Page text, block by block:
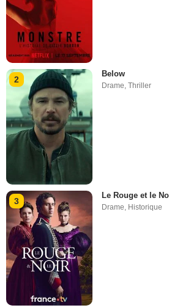
2
Below
Drame,Thriller
3
Le Rouge et le
Drame Historique